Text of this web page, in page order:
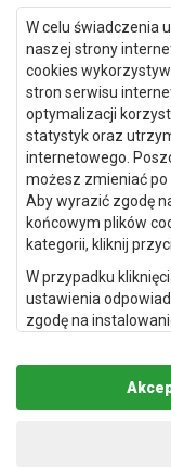
W celu świadczenia
naszej strony
cookies
stron serwisu
optymalizacji
statystyk oraz
internetowego.
możesz zmieniać po
Aby wyrazić zgodę
końcowym plików
kategorii, kliknij
W przypadku
ustawienia
zgodę na
"Zapisz i
Podstawą
administratora